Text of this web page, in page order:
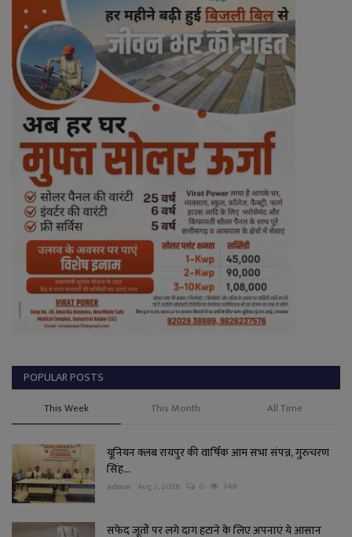
POPULAR POSTS
This Week This Month All Time
यूनियन क्लब रायपुर की वार्षिक आम सभा संपन्न, गुरुचरण
सिंह...
admin Aug 2, 2026 0 349
सफेद जूतों पर लगे दाग हटाने के लिए अपनाएं ये आसान